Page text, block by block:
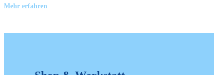
Mehr erfahren